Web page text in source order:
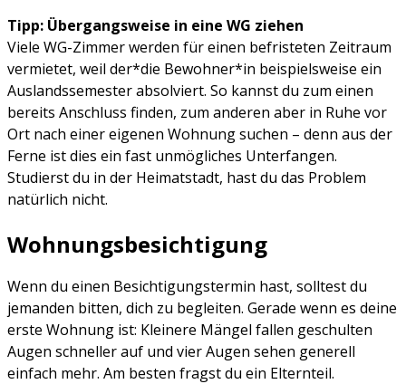
Tipp: Übergangsweise in eine WG ziehen
Viele WG-Zimmer werden für einen befristeten Zeitraum
vermietet, weil der*die Bewohner*in beispielsweise ein
Auslandssemester absolviert. So kannst du zum einen
bereits Anschluss finden, zum anderen aber in Ruhe vor
Ort nach einer eigenen Wohnung suchen – denn aus der
Ferne ist dies ein fast unmögliches Unterfangen.
Studierst du in der Heimatstadt, hast du das Problem
natürlich nicht.
Wohnungsbesichtigung
Wenn du einen Besichtigungstermin hast, solltest du
jemanden bitten, dich zu begleiten. Gerade wenn es deine
erste Wohnung ist: Kleinere Mängel fallen geschulten
Augen schneller auf und vier Augen sehen generell
einfach mehr. Am besten fragst du ein Elternteil.